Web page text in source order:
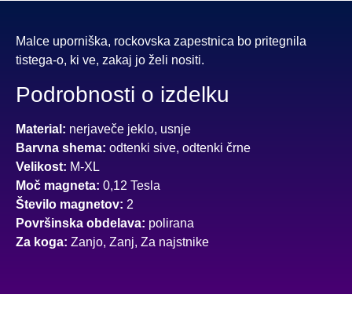
Malce uporniška, rockovska zapestnica bo pritegnila
tistega-o, ki ve, zakaj jo želi nositi.
Podrobnosti o izdelku
Material: nerjaveče jeklo, usnje
Barvna shema: odtenki sive, odtenki črne
Velikost: M-XL
Moč magneta: 0,12 Tesla
Število magnetov: 2
Površinska obdelava: polirana
Za koga: Zanjo, Zanj, Za najstnike